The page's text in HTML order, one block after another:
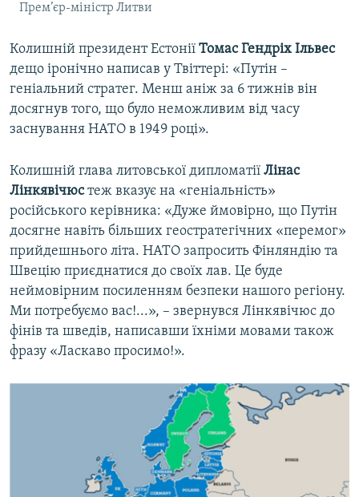
Прем’єр-міністр Литви
Колишній президент Естонії Томас Гендріх Ільвес
дещо іронічно написав у Твіттері: «Путін –
геніальний стратег. Менш аніж за 6 тижнів він
досягнув того, що було неможливим від часу
заснування НАТО в 1949 році».
Колишній глава литовської дипломатії Лінас
Лінкявічюстеж вказує на «геніальність»
російського керівника: «Дуже ймовірно, що Путін
досягне навіть більших геостратегічних «перемог»
прийдешнього літа. НАТО запросить Фінляндію та
Швецію приєднатися до своїх лав. Це буде
неймовірним посиленням безпеки нашого регіону.
Ми потребуємо вас!...», – звернувся Лінкявічюс до
фінів та шведів, написавши їхніми мовами також
фразу «Ласкаво просимо!».